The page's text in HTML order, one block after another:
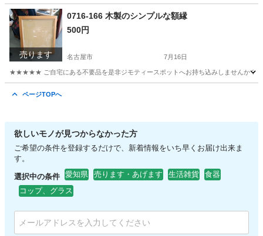
愛知 名古屋市 リユース
売ります
0716-166 木製のシンプルな額縁
500円
名古屋市 7月16日
★★★★★ ご自宅にある不要品を是非ジモティースポットへお持ち込みしませんか？
ページTOPへ
欲しいモノが見つからなかった方
ご希望の条件を登録するだけで、新着情報をいち早くお届け出来ま
す。
選択中の条件 愛知県 売ります・あげます 生活雑貨
食器
コップ、グラス